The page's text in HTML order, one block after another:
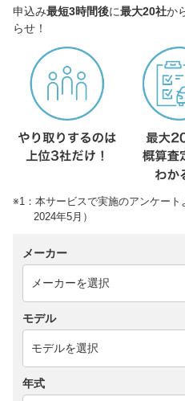
申込み最短3時間後に最大20社か
らせ！
※1：本サービスで実施のアンケー
2024年5月）
メーカー
モデル
年式